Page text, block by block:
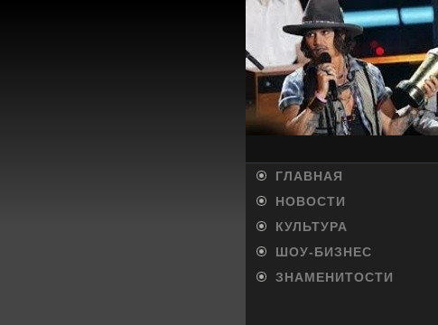
ГЛАВНАЯ
НОВОСТИ
КУЛЬТУРА
ШОУ-БИ­ЗНЕС
ЗНАМЕНИТОСТИ